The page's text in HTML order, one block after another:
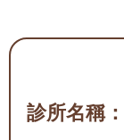
診所名稱：